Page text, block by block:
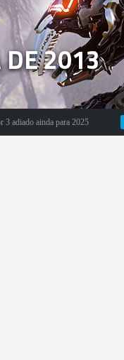
DE 2013
para 2025 Noticias